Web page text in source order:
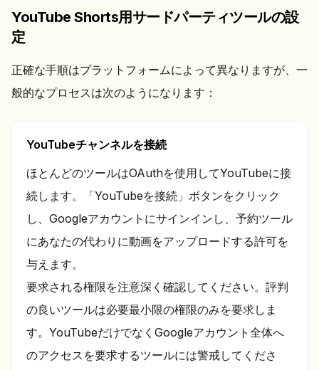
YouTube Shorts用サードパーティツールの設
定
正確な手順はプラットフォームによって異なりますが、一
般的なプロセスは次のようになります：
YouTubeチャンネルを接続
ほとんどのツールはOAuthを使用してYouTubeに接
続します。「YouTubeを接続」ボタンをクリック
し、Googleアカウントにサインインし、予約ツール
にあなたの代わりに動画をアップロードする許可を
与えます。
要求される権限を注意深く確認してください。評判
の良いツールは必要最小限の権限のみを要求しま
す。YouTubeだけでなくGoogleアカウント全体へ
のアクセスを要求するツールには警戒してくださ